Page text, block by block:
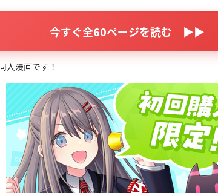
今すぐ全60ページを読む ▶▶
人漫画です！